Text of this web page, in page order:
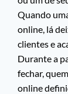
Quando
online, lá
clientes e
Durante a
fechar,
online